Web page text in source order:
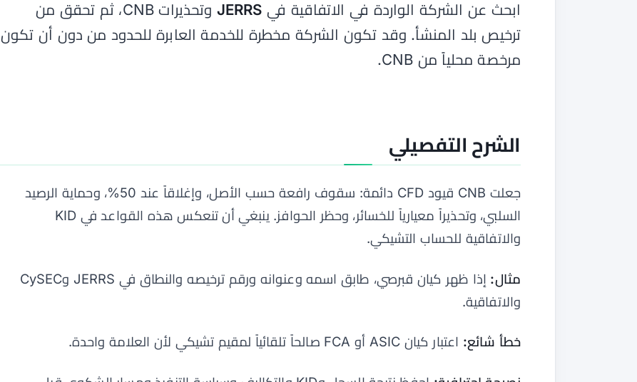
ابحث عن الشركة الواردة في الاتفاقية في JERRS
وتحذيرات CNB، ثم تحقق من
ترخيص بلد المنشأ. وقد تكون الشركة مخطرة للخدمة العابرة للحدود من دون أن تكون
مرخصة محلياً من CNB.
الشرح التفصيلي
جعلت CNB قيود CFD دائمة: سقوف رافعة حسب الأصل، وإغلاقاً عند 50%، وحماية الرصيد
السلبي، وتحذيراً معيارياً للخسائر، وحظر الحوافز. ينبغي أن تنعكس هذه القواعد في KID
والاتفاقية للحساب التشيكي.
مثال:
إذا ظهر كيان قبرصي، طابق اسمه وعنوانه ورقم ترخيصه والنطاق في JERRS وCySEC
والاتفاقية.
خطأ شائع: اعتبار كيان ASIC أو FCA صالحاً تلقائياً لمقيم تشيكي لأن العلامة واحدة.